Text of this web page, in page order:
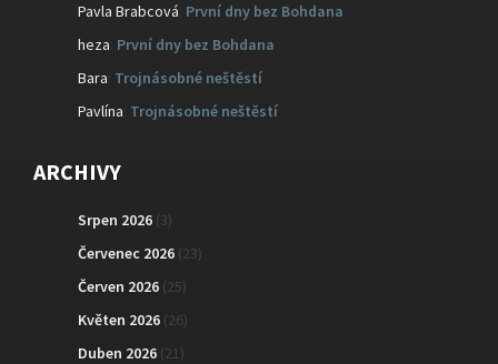
Pavla Brabcová První dny bez Bohdana
heza První dny bez Bohdana
Bara: Trojnásobné neštěstí
Pavlína: Trojnásobné neštěstí
ARCHIVY
Srpen 2026 (3)
Červenec 2026 (23)
Červen 2026 (25)
Květen 2026 (26)
Duben 2026 (21)